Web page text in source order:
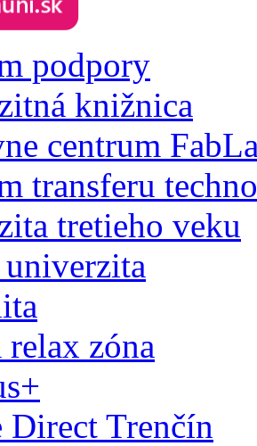
podpory
knižnica
centrum
transferu
tretieho veku
univerzita
relax zóna
Direct Trenčín